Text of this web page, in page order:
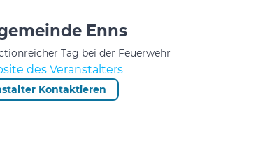
Enns
Tag bei der Feuerwehr
des Veranstalters
Kontaktieren